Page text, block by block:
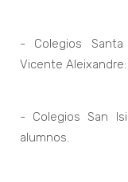
- Colegios Santa
Vicente
- Colegios San
alumnos.